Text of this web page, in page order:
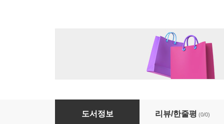
도서정보 리뷰/한줄평 (0/0)